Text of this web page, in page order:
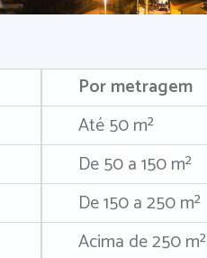
Por metragem
Até 50 m²
De 50 a 150 m²
De 150 a 250 m²
Acima de 250 m²